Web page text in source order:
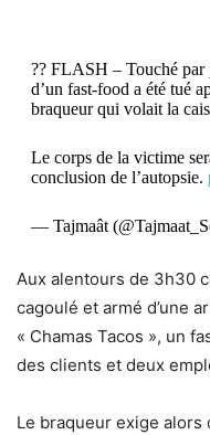
?? FLASH – Touché par
d’un fast-food a été tué
braqueur qui volait la
Le corps de la victime
conclusion de l’autopsie.
— Tajmaât
Aux alentours de 3h30
cagoulé et armé d’une
« Chamas Tacos », un
des clients et deux
Le braqueur exige